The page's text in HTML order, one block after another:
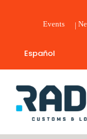
Events
Español
Radar Customs & Logistics